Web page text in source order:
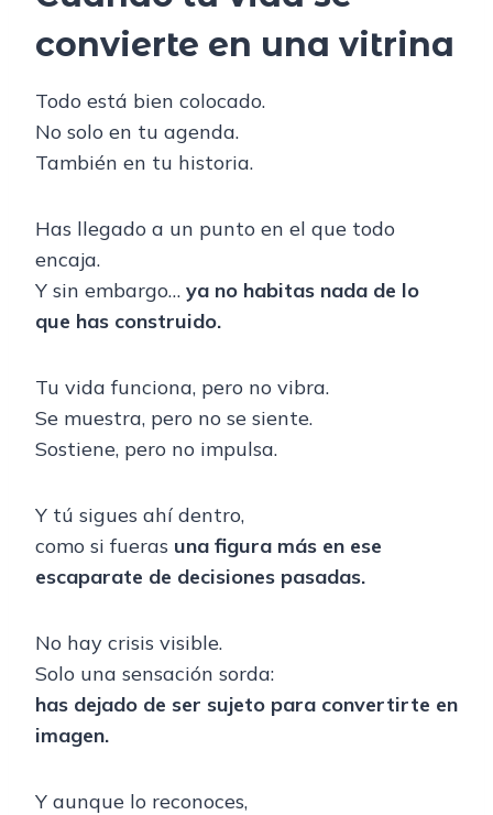
convierte en una vitrina
Todo está bien colocado.
No solo en tu agenda.
También en tu historia.
Has llegado a un punto en el que todo
encaja.
Y sin embargo… ya no habitas nada de lo
que has construido.
Tu vida funciona, pero no vibra.
Se muestra, pero no se siente.
Sostiene, pero no impulsa.
Y tú sigues ahí dentro,
como si fueras una figura más en ese
escaparate de decisiones pasadas.
No hay crisis visible.
Solo una sensación sorda:
has dejado de ser sujeto para convertirte en
imagen.
Y aunque lo reconoces,